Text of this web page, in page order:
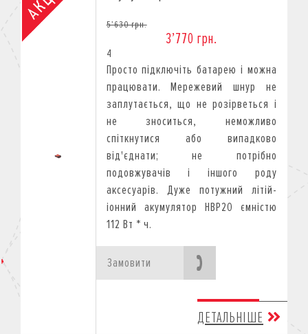
5’630 грн.
3’770 грн.
4
Просто підключіть батарею і можна
працювати. Мережевий шнур не
заплутається, що не розірветься і
не зноситься, неможливо
спіткнутися або випадково
від'єднати; не потрібно
подовжувачів і іншого роду
аксесуарів. Дуже потужний літій-
іонний акумулятор HBP20 ємністю
112 Вт * ч.
Замовити
ДЕТАЛЬНІШЕ